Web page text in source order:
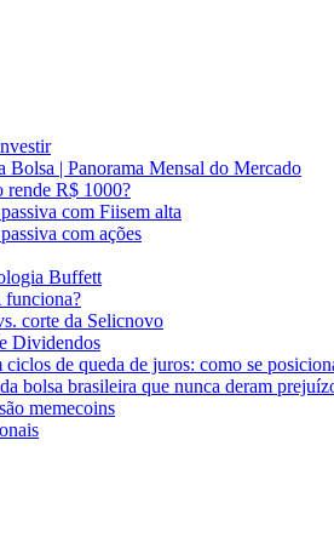
Bolsa | Panorama Mensal do Mercado
rende R$ 1000?
com Fiisem alta
com ações
Buffett
corte da Selicnovo
Dividendos
ciclos de queda de juros: como se
bolsa brasileira que nunca deram
memecoins